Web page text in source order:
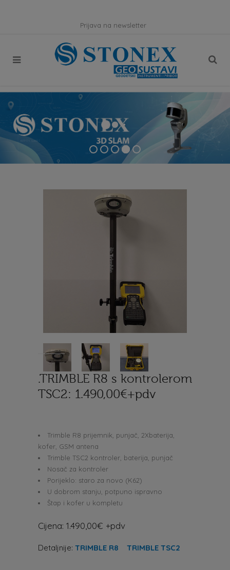
Prijava na newsletter
.TRIMBLE R8 s kontrolerom
TSC2: 1.490,00€+pdv
Trimble R8 prijemnik, punjač, 2Xbaterija,
kofer, GSM antena
Trimble TSC2 kontroler, baterija, punjač
Nosač za kontroler
Porijeklo: staro za novo (K62)
U dobrom stanju, potpuno ispravno
Štap i kofer u kompletu
Cijena: 1.490,00€ +pdv
Detaljnije: TRIMBLE R8 TRIMBLE TSC2